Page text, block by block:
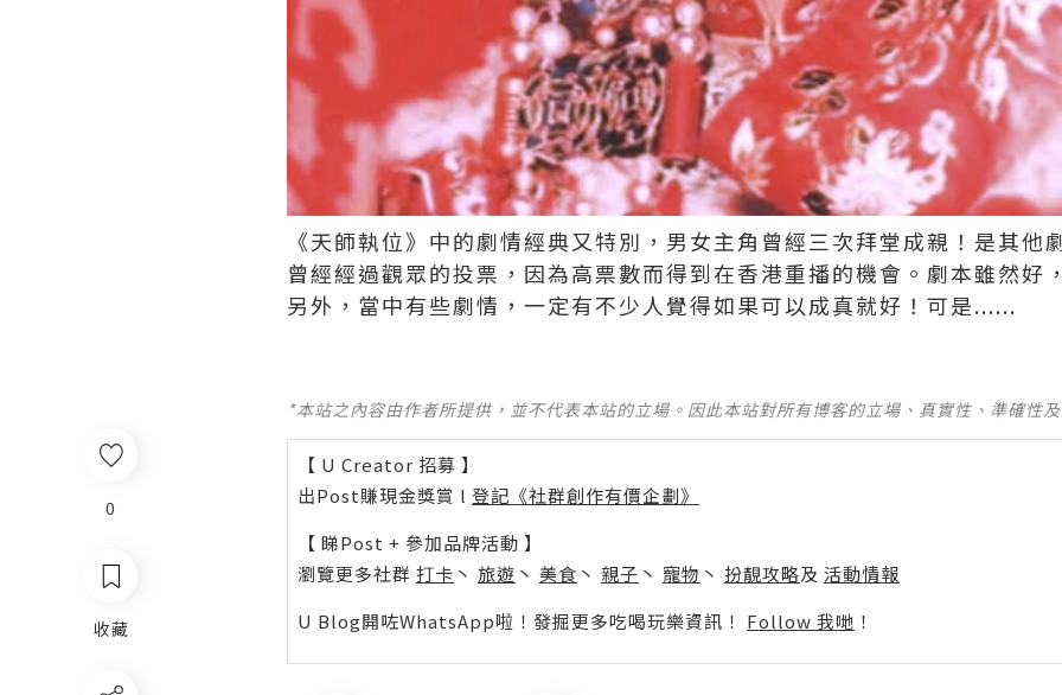
0
收藏
《天師執位》中的劇情經典又特別，男女主角曾經三次拜堂成親！是其他
曾經經過觀眾的投票，因為高票數而得到在香港重播的機會。劇本雖然
另外，當中有些劇情，一定有不少人覺得如果可以成真就好！可是......
*本站之內容由作者所提供，並不代表本站的立場。因此本站對所有博客的立場、真實性、準確性
【 U Creator 招募 】
出Post賺現金獎賞 l 登記《社群創作有價企劃》
【 睇Post + 參加品牌活動 】
瀏覽更多社群 打卡 丶 旅遊 丶 美食 丶 親子 丶 寵物 丶 扮靚攻略及 活動情報
U Blog開咗WhatsApp啦！發掘更多吃喝玩樂資訊！ Follow 我哋 ！